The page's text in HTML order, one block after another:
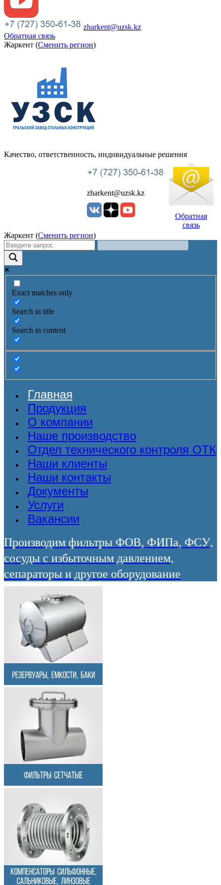
zharkent@uzsk.kz
Обратная связь
Жаркент (Сменить регион)
УЗСК Казахстан
Качество, ответственность, индивидуальные решения
zharkent@uzsk.kz
Обратная
связь
Жаркент (Сменить регион)
Exact matches only
Search in title
Search in content
Главная
Продукция
О компании
Наше производство
Отдел технического контроля ОТК
Наши клиенты
Наши контакты
Документы
Услуги
Вакансии
Производим фильтры ФОВ, ФИПа, ФСУ,
сосуды с избыточным давлением,
сепараторы и другое оборудование